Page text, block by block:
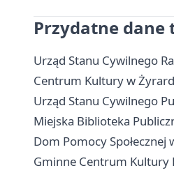
Przydatne dane
Urząd Stanu Cywilnego
Centrum Kultury w
Urząd Stanu Cywilnego
Miejska Biblioteka
Dom Pomocy
Gminne Centrum Kultury